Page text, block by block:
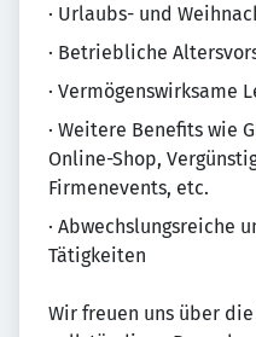
· Urlaubs- und
· Betriebliche
· Vermögenswirksame
· Weitere Benefits wie
Online-Shop,
Firmenevents, etc.
· Abwechslungsreiche
Tätigkeiten
Wir freuen uns über